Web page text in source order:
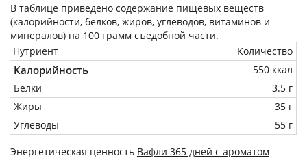
В таблице приведено содержание пищевых веществ
(калорийности, белков, жиров, углеводов, витаминов и
минералов) на 100 грамм съедобной части.
Нутриент
Количество
Калорийность
550 ккал
Белки
3.5 г
Жиры
35 г
Углеводы
55 г
Энергетическая ценность Вафли 365 дней с ароматом